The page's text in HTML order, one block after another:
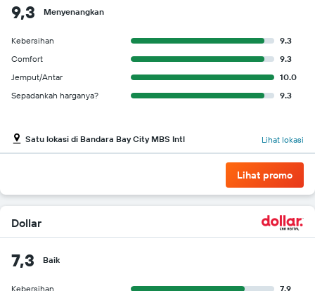
9,3 Menyenangkan
Kebersihan
9.3
Comfort
9.3
Jemput/Antar
10.0
Sepadankah harganya?
9.3
Satu lokasi di Bandara Bay City MBS Intl Lihat lokasi
Lihat promo
Dollar
7,3 Baik
Kebersihan
7.9